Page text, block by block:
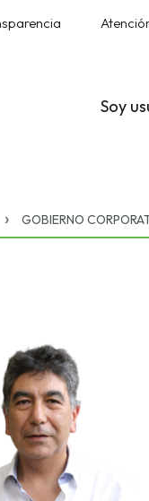
Soy
GOBIERNO